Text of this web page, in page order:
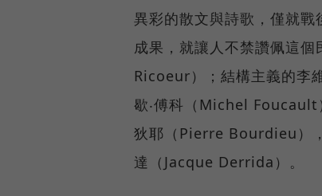
異彩的散文與詩歌，僅就
成果，就讓人不禁讚佩這
Ricoeur）；結構主義的李
歇‧傅科（Michel Foucault
狄耶（Pierre Bourdieu）
達（Jacque Derrida）。